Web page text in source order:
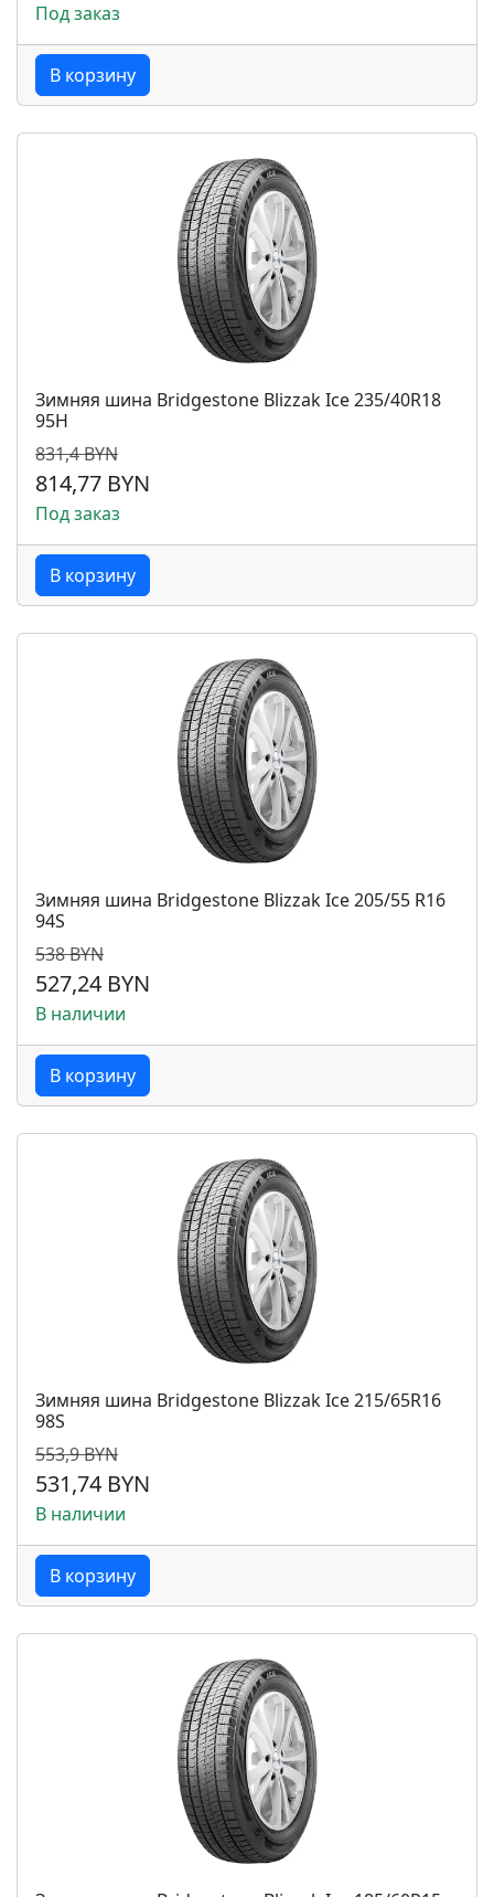
Под заказ
В корзину
Зимняя шина Bridgestone Blizzak Ice 235/40R18
95H
831,4 BYN
814,77 BYN
Под заказ
В корзину
Зимняя шина Bridgestone Blizzak Ice 205/55 R16
94S
538 BYN
527,24 BYN
В наличии
В корзину
Зимняя шина Bridgestone Blizzak Ice 215/65R16
98S
553,9 BYN
531,74 BYN
В наличии
В корзину